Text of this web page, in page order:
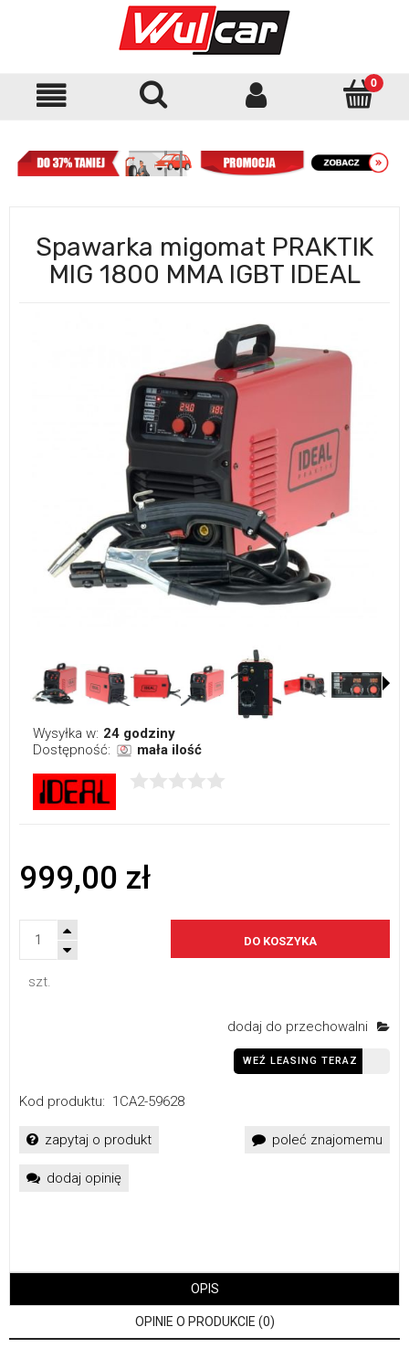
Spawarka migomat PRAKTIK
MIG 1800 MMA IGBT IDEAL
Wysyłka w: 24 godziny
Dostępność:
mała ilość
999,00 zł
szt.
DO KOSZYKA
dodaj do przechowalni
WEŹ LEASING TERAZ
Kod produktu: 1CA2-59628
zapytaj o produkt poleć znajomemu
dodaj opinię
OPIS
OPINIE O PRODUKCIE (0)